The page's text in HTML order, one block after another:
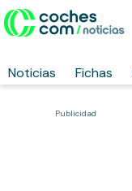
Noticias Fichas
Publicidad